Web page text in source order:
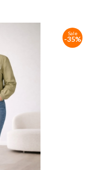
Sale
-35%